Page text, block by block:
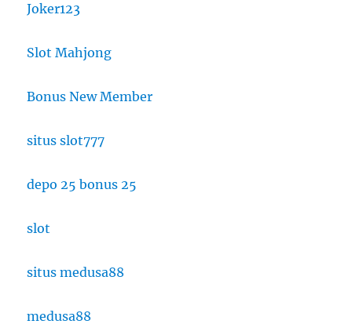
Joker123
Slot Mahjong
Bonus New Member
situs slot777
depo 25 bonus 25
slot
situs medusa88
medusa88